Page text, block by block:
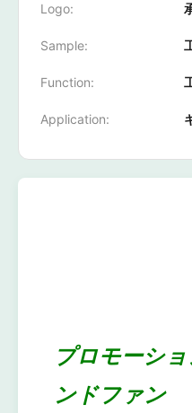
Logo:
Sample:
Function:
Application:
プロモーシ
ンドファン